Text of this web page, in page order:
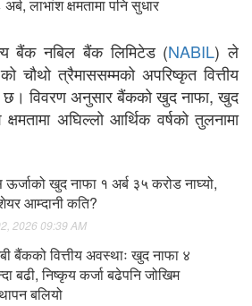
लाभांश क्षमतामा पनि सुधार
बैंक नबिल बैंक लिमिटेड (NABIL) ले
चौथो त्रैमाससम्मको अपरिष्कृत वित्तीय
छ। विवरण अनुसार बैंकको खुद नाफा, खुद
अघिल्लो आर्थिक वर्षको तुलनामा
खुद नाफा १ अर्ब ३५ करोड नाघ्यो,
आम्दानी कति?
2026 09:39 AM
बैंकको वित्तीय अवस्थाः खुद नाफा ४
बढी, निष्कृय कर्जा बढेपनि जोखिम
बलियो